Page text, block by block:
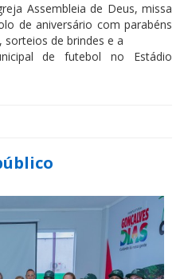
Assembleia de Deus, missa
de aniversário com parabéns
sorteios de brindes e a
de futebol no Estádio